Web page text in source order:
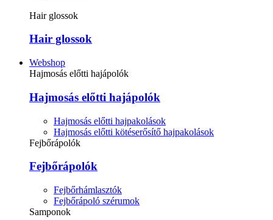
Hair glossok
Hair glossok
Webshop
Hajmosás előtti hajápolók
Hajmosás előtti hajápolók
Hajmosás előtti hajpakolások
Hajmosás előtti kötéserősítő hajpakolások
Fejbőrápolók
Fejbőrápolók
Fejbőrhámlasztók
Fejbőrápoló szérumok
Samponok